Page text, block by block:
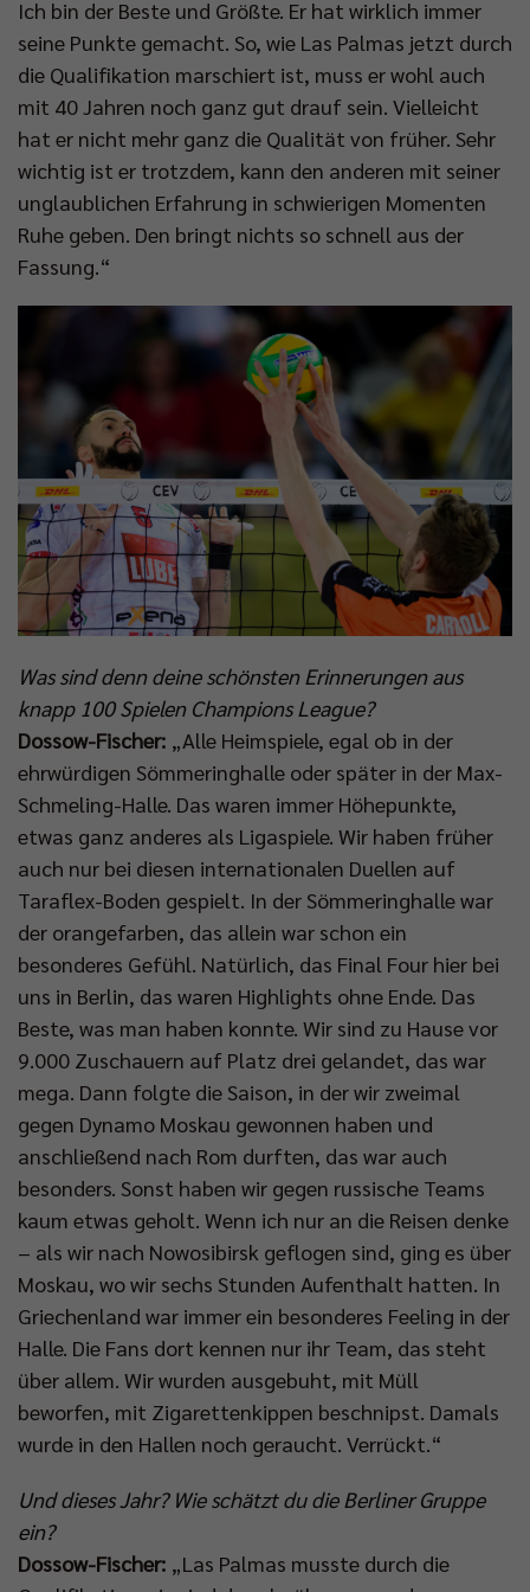
Ich bin der Beste und Größte. Er hat wirklich immer
seine Punkte gemacht. So, wie Las Palmas jetzt durch
die Qualifikation marschiert ist, muss er wohl auch
mit 40 Jahren noch ganz gut drauf sein. Vielleicht
hat er nicht mehr ganz die Qualität von früher. Sehr
wichtig ist er trotzdem, kann den anderen mit seiner
unglaublichen Erfahrung in schwierigen Momenten
Ruhe geben. Den bringt nichts so schnell aus der
Fassung.“
Was sind denn deine schönsten Erinnerungen aus
knapp 100 Spielen Champions League?
Dossow-Fischer: „Alle Heimspiele, egal ob in der
ehrwürdigen Sömmeringhalle oder später in der Max-
Schmeling-Halle. Das waren immer Höhepunkte,
etwas ganz anderes als Ligaspiele. Wir haben früher
auch nur bei diesen internationalen Duellen auf
Taraflex-Boden gespielt. In der Sömmeringhalle war
der orangefarben, das allein war schon ein
besonderes Gefühl. Natürlich, das Final Four hier bei
uns in Berlin, das waren Highlights ohne Ende. Das
Beste, was man haben konnte. Wir sind zu Hause vor
9.000 Zuschauern auf Platz drei gelandet, das war
mega. Dann folgte die Saison, in der wir zweimal
gegen Dynamo Moskau gewonnen haben und
anschließend nach Rom durften, das war auch
besonders. Sonst haben wir gegen russische Teams
kaum etwas geholt. Wenn ich nur an die Reisen denke
– als wir nach Nowosibirsk geflogen sind, ging es über
Moskau, wo wir sechs Stunden Aufenthalt hatten. In
Griechenland war immer ein besonderes Feeling in der
Halle. Die Fans dort kennen nur ihr Team, das steht
über allem. Wir wurden ausgebuht, mit Müll
beworfen, mit Zigarettenkippen beschnipst. Damals
wurde in den Hallen noch geraucht. Verrückt.“
Und dieses Jahr? Wie schätzt du die Berliner Gruppe
ein?
Dossow-Fischer: „Las Palmas musste durch die